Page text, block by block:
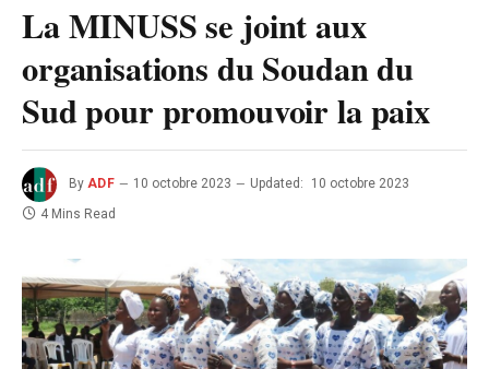
La MINUSS se joint aux
organisations du Soudan du
Sud pour promouvoir la paix
By ADF 10 octobre 2023 Updated:
10 octobre 2023
4 Mins Read